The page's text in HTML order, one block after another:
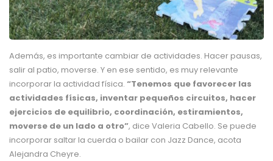
Además, es importante cambiar de actividades. Hacer pausas,
salir al patio, moverse. Y en ese sentido, es muy relevante
incorporar la actividad física. “Tenemos que favorecer las
actividades físicas, inventar pequeños circuitos, hacer
ejercicios de equilibrio, coordinación, estiramientos,
moverse de un lado a otro”, dice Valeria Cabello. Se puede
incorporar saltar la cuerda o bailar con Jazz Dance, acota
Alejandra Cheyre.